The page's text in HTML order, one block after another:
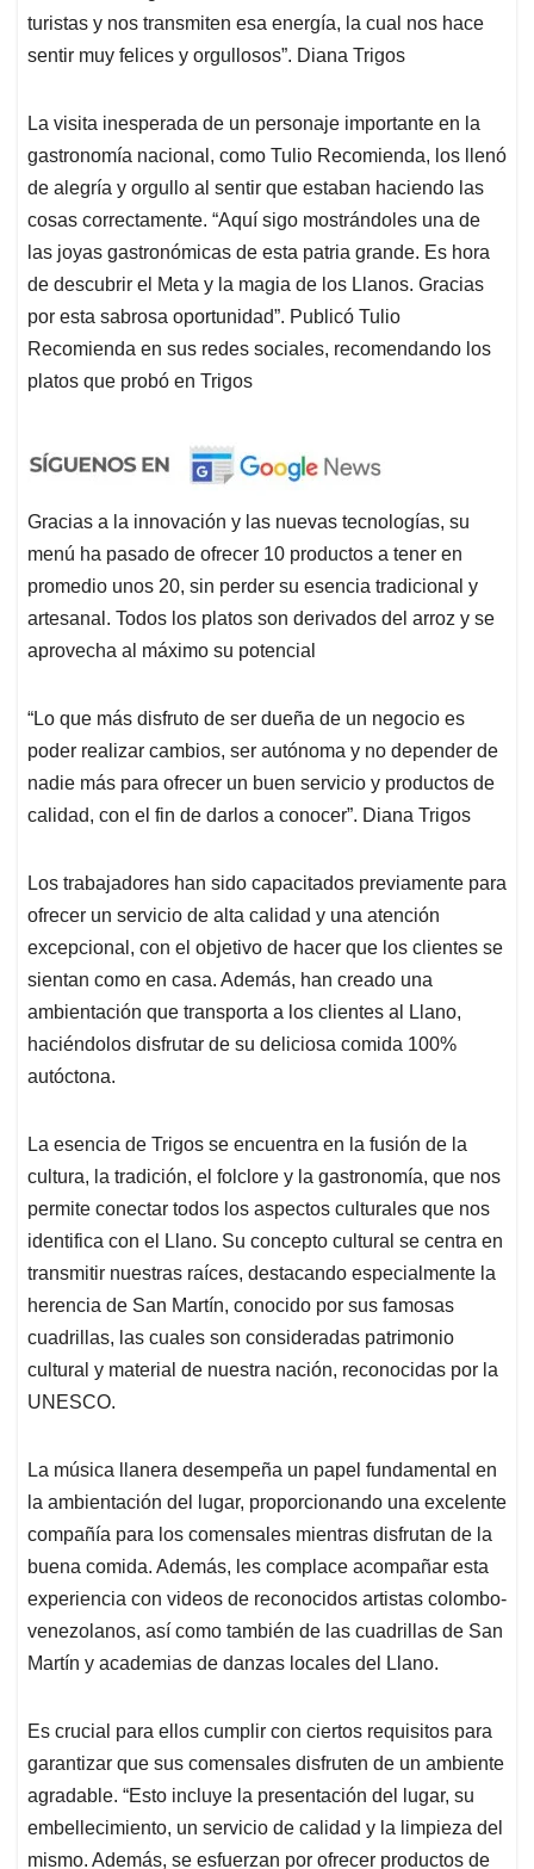
turistas y nos transmiten esa energía, la cual nos hace
sentir muy felices y orgullosos”. Diana Trigos
La visita inesperada de un personaje importante en la
gastronomía nacional, como Tulio Recomienda, los llenó
de alegría y orgullo al sentir que estaban haciendo las
cosas correctamente. “Aquí sigo mostrándoles una de
las joyas gastronómicas de esta patria grande. Es hora
de descubrir el Meta y la magia de los Llanos. Gracias
por esta sabrosa oportunidad”. Publicó Tulio
Recomienda en sus redes sociales, recomendando los
platos que probó en Trigos
Gracias a la innovación y las nuevas tecnologías, su
menú ha pasado de ofrecer 10 productos a tener en
promedio unos 20, sin perder su esencia tradicional y
artesanal. Todos los platos son derivados del arroz y se
aprovecha al máximo su potencial
“Lo que más disfruto de ser dueña de un negocio es
poder realizar cambios, ser autónoma y no depender de
nadie más para ofrecer un buen servicio y productos de
calidad, con el fin de darlos a conocer”. Diana Trigos
Los trabajadores han sido capacitados previamente para
ofrecer un servicio de alta calidad y una atención
excepcional, con el objetivo de hacer que los clientes se
sientan como en casa. Además, han creado una
ambientación que transporta a los clientes al Llano,
haciéndolos disfrutar de su deliciosa comida 100%
autóctona.
La esencia de Trigos se encuentra en la fusión de la
cultura, la tradición, el folclore y la gastronomía, que nos
permite conectar todos los aspectos culturales que nos
identifica con el Llano. Su concepto cultural se centra en
transmitir nuestras raíces, destacando especialmente la
herencia de San Martín, conocido por sus famosas
cuadrillas, las cuales son consideradas patrimonio
cultural y material de nuestra nación, reconocidas por la
UNESCO.
La música llanera desempeña un papel fundamental en
la ambientación del lugar, proporcionando una excelente
compañía para los comensales mientras disfrutan de la
buena comida. Además, les complace acompañar esta
experiencia con videos de reconocidos artistas colombo-
venezolanos, así como también de las cuadrillas de San
Martín y academias de danzas locales del Llano.
Es crucial para ellos cumplir con ciertos requisitos para
garantizar que sus comensales disfruten de un ambiente
agradable. “Esto incluye la presentación del lugar, su
embellecimiento, un servicio de calidad y la limpieza del
mismo. Además, se esfuerzan por ofrecer productos de